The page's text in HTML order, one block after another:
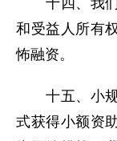
十四、我们
和受益人所有
怖融资。
十五、小规
式获得小额资